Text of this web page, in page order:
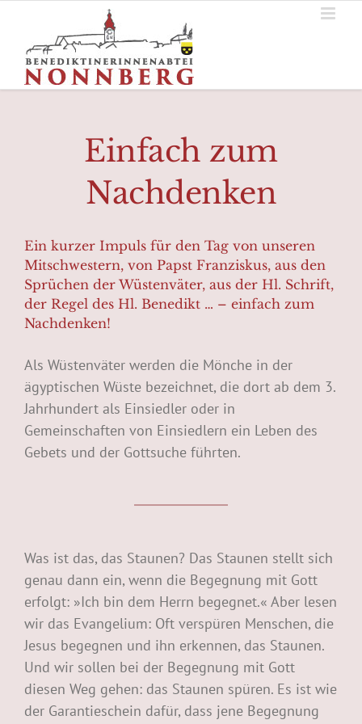
springen
Einfach zum
Nachdenken
Ein kurzer Impuls für den Tag von unseren
Mitschwestern, von Papst Franziskus, aus den
Sprüchen der Wüstenväter, aus der Hl. Schrift,
der Regel des Hl. Benedikt … – einfach zum
Nachdenken!
Als Wüstenväter werden die Mönche in der
ägyptischen Wüste bezeichnet, die dort ab dem 3.
Jahrhundert als Einsiedler oder in
Gemeinschaften von Einsiedlern ein Leben des
Gebets und der Gottsuche führten.
Was ist das, das Staunen? Das Staunen stellt sich
genau dann ein, wenn die Begegnung mit Gott
erfolgt: »Ich bin dem Herrn begegnet.« Aber lesen
wir das Evangelium: Oft verspüren Menschen, die
Jesus begegnen und ihn erkennen, das Staunen.
Und wir sollen bei der Begegnung mit Gott
diesen Weg gehen: das Staunen spüren. Es ist wie
der Garantieschein dafür, dass jene Begegnung